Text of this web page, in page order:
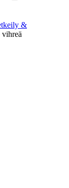
&